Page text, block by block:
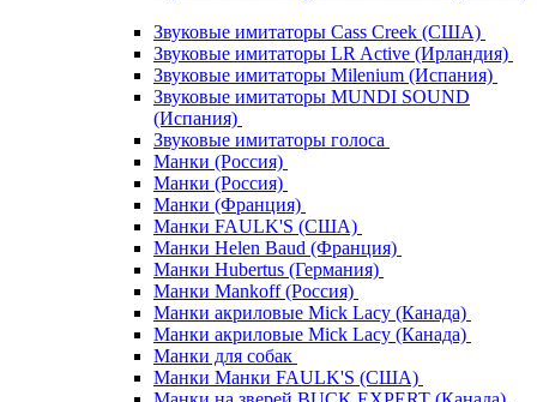
Звуковые имитаторы Cass Creek (США)
Звуковые имитаторы LR Active (Ирландия)
Звуковые имитаторы Milenium (Испания)
Звуковые имитаторы MUNDI SOUND
(Испания)
Звуковые имитаторы голоса
Манки (Россия)
Манки (Россия)
Манки (Франция)
Манки FAULK'S (США)
Манки Helen Baud (Франция)
Манки Hubertus (Германия)
Манки Mankoff (Россия)
Манки акриловые Mick Lacy (Канада)
Манки акриловые Mick Lacy (Канада)
Манки для собак
Манки Манки FAULK'S (США)